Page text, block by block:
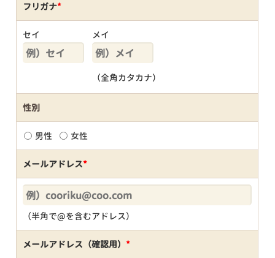
フリガナ*
セイ メイ
（全角カタカナ）
性別
男性 女性
メールアドレス*
（半角で@を含むアドレス）
メールアドレス（確認用） *